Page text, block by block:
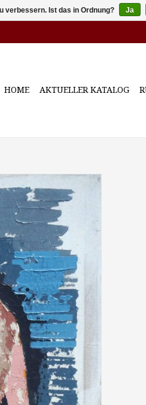
HOME AKTUELLER KATALOG
verbessern. Ist das in Ordnung? Ja